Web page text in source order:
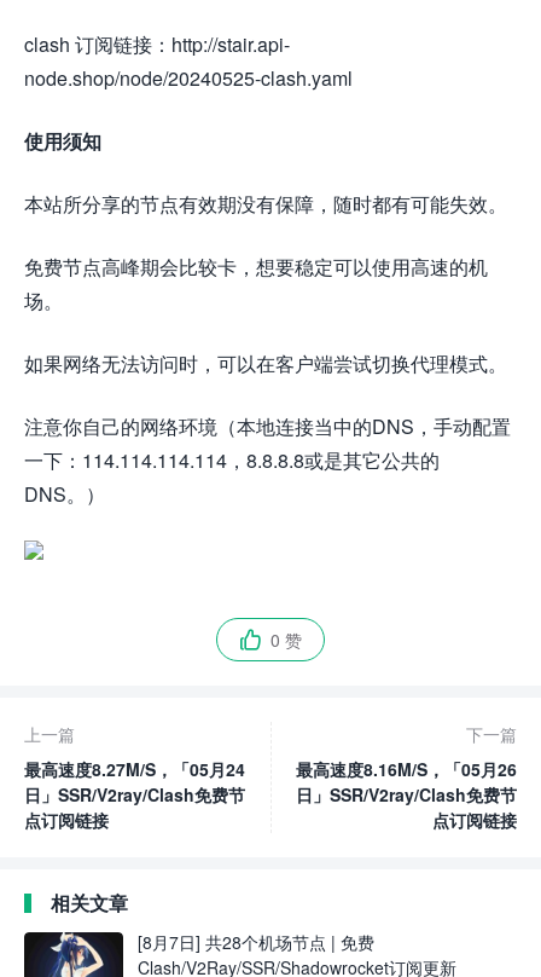
clash 订阅链接：http://stair.api-
node.shop/node/20240525-clash.yaml
使用须知
本站所分享的节点有效期没有保障，随时都有可能失效。
免费节点高峰期会比较卡，想要稳定可以使用高速的机
场。
如果网络无法访问时，可以在客户端尝试切换代理模式。
注意你自己的网络环境（本地连接当中的DNS，手动配置
一下：114.114.114.114，8.8.8.8或是其它公共的
DNS。）
 0 赞
上一篇
最高速度8.27M/S，「05月24
日」SSR/V2ray/Clash免费节
点订阅链接
下一篇
最高速度8.16M/S，「05月26
日」SSR/V2ray/Clash免费节
点订阅链接
相关文章
[8月7日] 共28个机场节点 | 免费
Clash/V2Ray/SSR/Shadowrocket订阅更新